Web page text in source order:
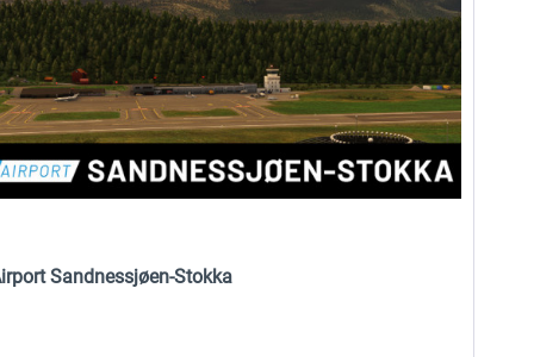
Sandnessjøen-Stokka